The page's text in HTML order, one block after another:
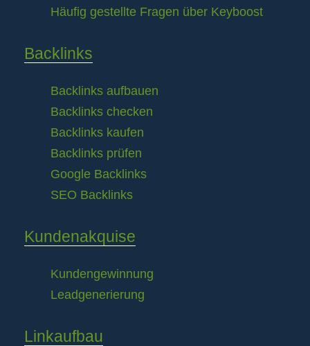
Häufig gestellte Fragen über Keyboost
Backlinks
Backlinks aufbauen
Backlinks checken
Backlinks kaufen
Backlinks prüfen
Google Backlinks
SEO Backlinks
Kundenakquise
Kundengewinnung
Leadgenerierung
Linkaufbau